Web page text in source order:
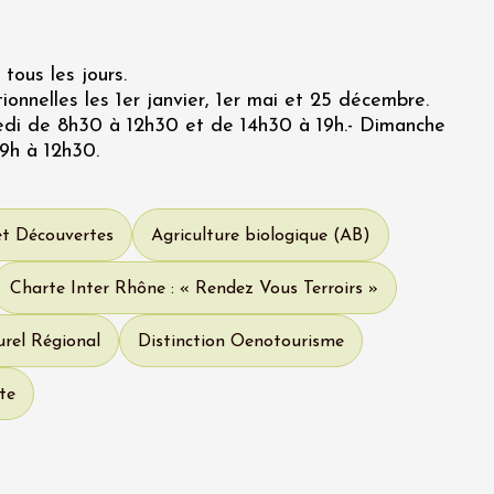
tous les jours.
les 1er janvier, 1er mai et 25 décembre.
de 8h30 à 12h30 et de 14h30 à 19h.- Dimanche
à 12h30.
Découvertes Agriculture biologique (AB)
Charte Inter Rhône : « Rendez Vous Terroirs »
Régional Distinction Oenotourisme